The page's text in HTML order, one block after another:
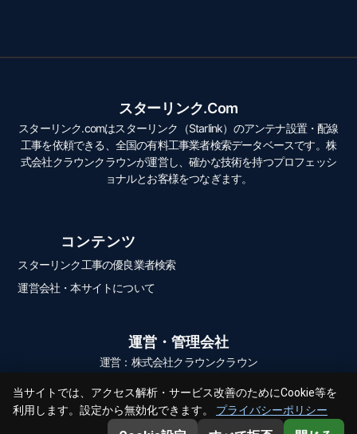
当サイトでは、アクセス解析・サービス改善のためにCookie等を
利用します。設定から無効化できます。
プライバシーポリシー
スターリンク.com
スターリンク.comはスターリンク（Starlink）のアンテナ設置・配線
工事を依頼できる、全国の有料工事業者検索データベースです。株
式会社クラウンクラウンが運営し、確かな技術を持つプロフェッシ
ョナルとお客様をつなぎます。
コンテンツ
スターリンク工事の優良業者検索
運営会社・本サイトについて
運営・管理会社
運営：株式会社クラウンクラウン
© 2026 スターリンク.com All Rights Reserved.